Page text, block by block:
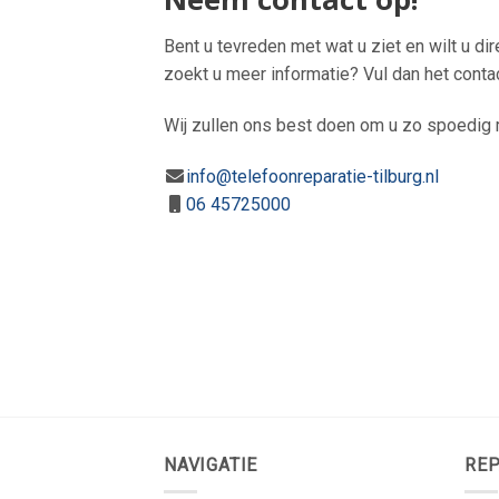
Bent u tevreden met wat u ziet en wilt u
zoekt u meer informatie? Vul dan het
Wij zullen ons best doen om u zo spoedig
info@telefoonreparatie-tilburg.nl
06 45725000
NAVIGATIE